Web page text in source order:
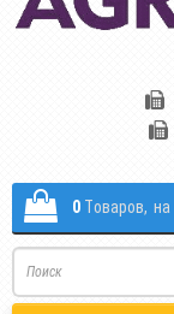
0 Tоваров, на